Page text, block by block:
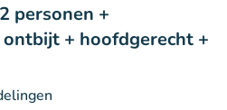
personen +
+ hoofdgerecht +